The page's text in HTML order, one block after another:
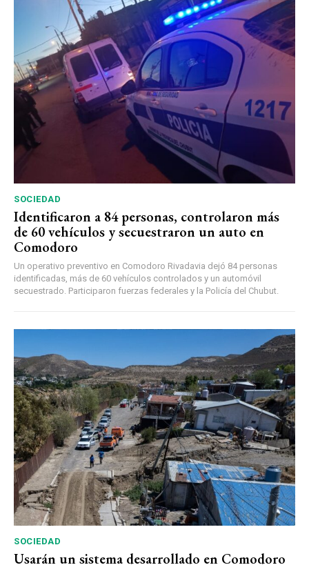
SOCIEDAD
Identificaron a 84 personas, controlaron más
de 60 vehículos y secuestraron un auto en
Comodoro
Un operativo preventivo en Comodoro Rivadavia dejó 84 personas
identificadas, más de 60 vehículos controlados y un automóvil
secuestrado. Participaron fuerzas federales y la Policía del Chubut.
SOCIEDAD
Usarán un sistema desarrollado en Comodoro